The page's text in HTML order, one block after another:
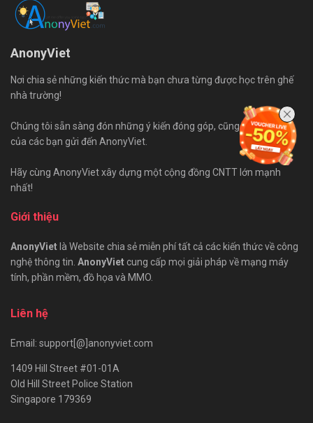
AnonyViet
Nơi chia sẻ những kiến thức mà bạn chưa từng được học trên ghế
nhà trường!
Chúng tôi sẵn sàng đón những ý kiến đóng góp, cũng như bài viết
của các bạn gửi đến AnonyViet.
Hãy cùng AnonyViet xây dựng một cộng đồng CNTT lớn mạnh
nhất!
Giới thiệu
AnonyVietlà Website chia sẻ miễn phí tất cả các kiến thức về công
nghệ thông tin. AnonyViet cung cấp mọi giải pháp về mạng máy
tính, phần mềm, đồ họa và MMO.
Liên hệ
Email: support[@]anonyviet.com
1409 Hill Street #01-01A
Old Hill Street Police Station
Singapore 179369